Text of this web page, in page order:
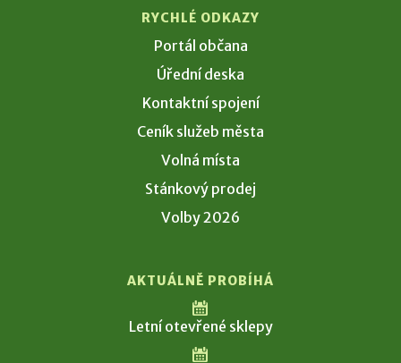
RYCHLÉ ODKAZY
Portál občana
Úřední deska
Kontaktní spojení
Ceník služeb města
Volná místa
Stánkový prodej
Volby 2026
AKTUÁLNĚ PROBÍHÁ
Letní otevřené sklepy